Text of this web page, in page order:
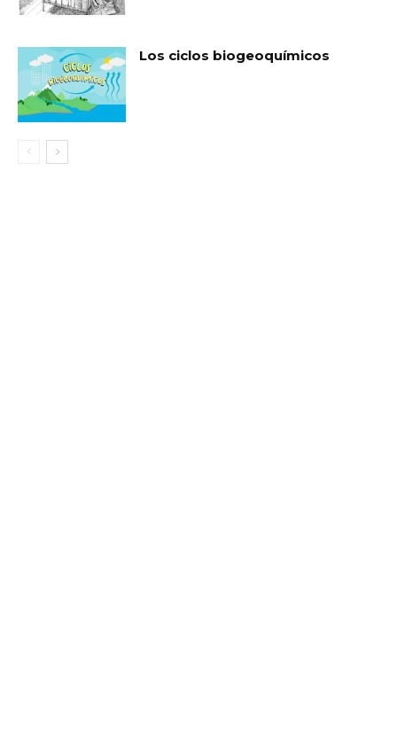
Los ciclos biogeoquímicos